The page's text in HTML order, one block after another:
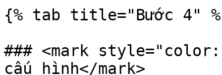
{% tab title="Bước 4"
### <mark
cấu hình</mark>